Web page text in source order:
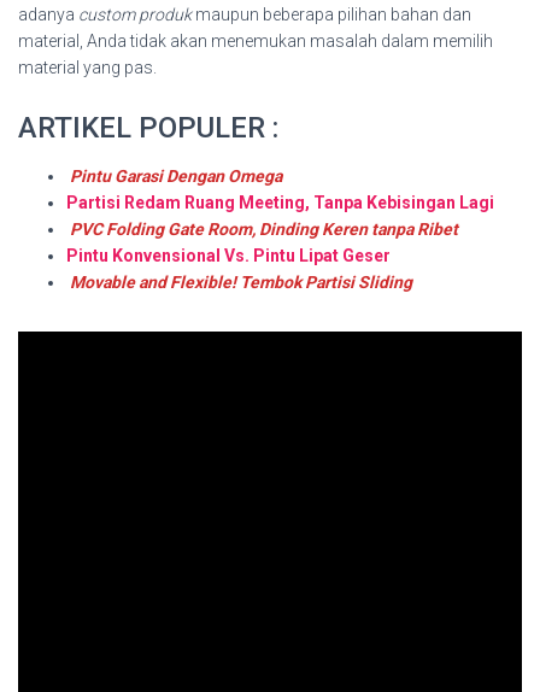
adanya custom produkmaupun beberapa pilihan bahan dan
material, Anda tidak akan menemukan masalah dalam memilih
material yang pas.
ARTIKEL POPULER :
Pintu Garasi Dengan Omega
Partisi Redam Ruang Meeting, Tanpa Kebisingan Lagi
PVC Folding Gate Room, Dinding Keren tanpa Ribet
Pintu Konvensional Vs. Pintu Lipat Geser
Movable and Flexible! Tembok Partisi Sliding